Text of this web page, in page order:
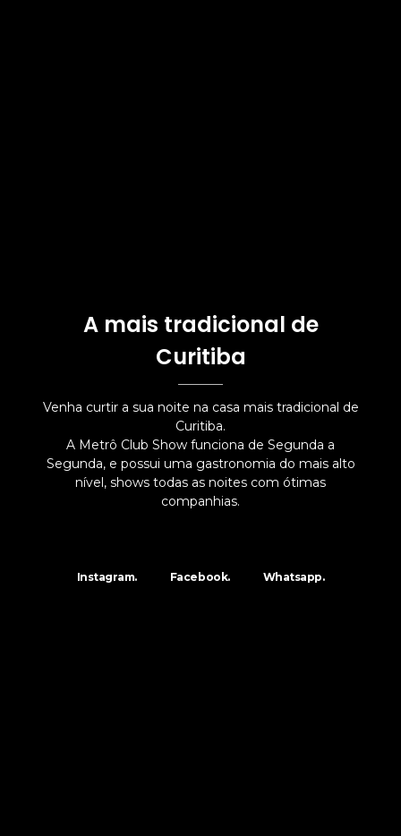
A mais tradicional de
Curitiba
Venha curtir a sua noite na casa mais tradicional de
Curitiba.
A Metrô Club Show funciona de Segunda a
Segunda, e possui uma gastronomia do mais alto
nível, shows todas as noites com ótimas
companhias.
Instagram. Facebook. Whatsapp.